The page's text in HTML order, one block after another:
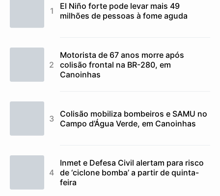
El Niño forte pode levar mais 49
milhões de pessoas à fome aguda
Motorista de 67 anos morre após
colisão frontal na BR-280, em
Canoinhas
Colisão mobiliza bombeiros e SAMU no
Campo d’Água Verde, em Canoinhas
Inmet e Defesa Civil alertam para risco
de ‘ciclone bomba’ a partir de quinta-
feira